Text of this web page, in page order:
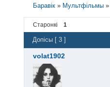
Баравік » Мультфільмы »
Старонкі 1
Допісы [ 3 ]
volat1902